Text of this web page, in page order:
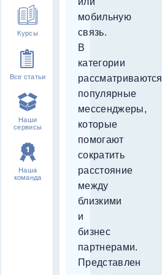
Курсы
Все статьи
Наши
сервисы
Наша
команда
мобильную
связь.
В
категории
рассматриваются
популярные
мессенджеры,
которые
помогают
сократить
расстояние
между
близкими
и
бизнес
партнерами.
Представлен